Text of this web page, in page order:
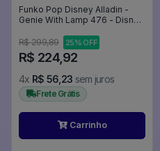
Funko Pop Disney Alladin -
Genie With Lamp 476 - Disney
R$ 299,89
25% OFF
R$ 224,92
4x R$ 56,23 sem juros
Frete Grátis
Carrinho